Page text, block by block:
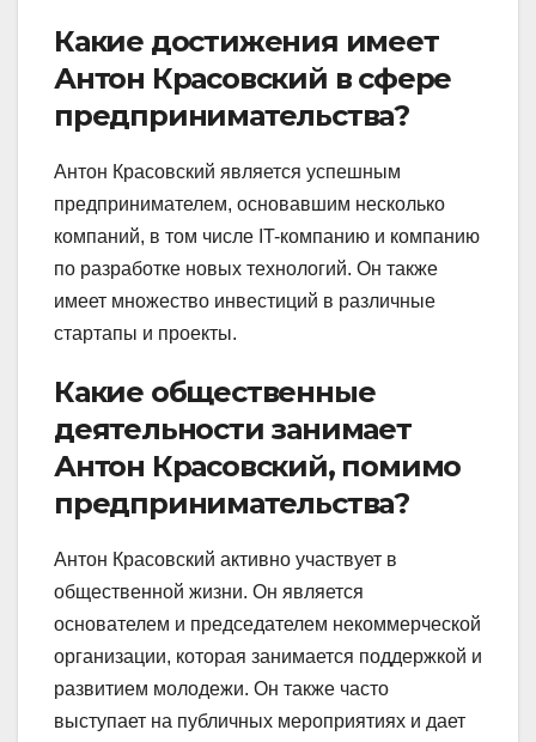
Какие достижения имеет
Антон Красовский в сфере
предпринимательства?
Антон Красовский является успешным
предпринимателем, основавшим несколько
компаний, в том числе IT-компанию и компанию
по разработке новых технологий. Он также
имеет множество инвестиций в различные
стартапы и проекты.
Какие общественные
деятельности занимает
Антон Красовский, помимо
предпринимательства?
Антон Красовский активно участвует в
общественной жизни. Он является
основателем и председателем некоммерческой
организации, которая занимается поддержкой и
развитием молодежи. Он также часто
выступает на публичных мероприятиях и дает